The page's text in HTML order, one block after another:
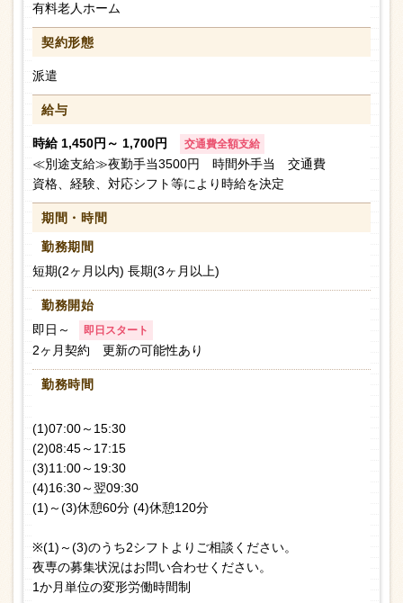
有料老人ホーム
契約形態
派遣
給与
時給 1,450円～ 1,700円 交通費全額支給
≪別途支給≫夜勤手当3500円 時間外手当 交通費
資格、経験、対応シフト等により時給を決定
期間・時間
勤務期間
短期(2ヶ月以内) 長期(3ヶ月以上)
勤務開始
即日～
即日スタート
2ヶ月契約 更新の可能性あり
勤務時間
(1)07:00～15:30
(2)08:45～17:15
(3)11:00～19:30
(4)16:30～翌09:30
(1)～(3)休憩60分 (4)休憩120分
※(1)～(3)のうち2シフトよりご相談ください。
夜専の募集状況はお問い合わせください。
1か月単位の変形労働時間制